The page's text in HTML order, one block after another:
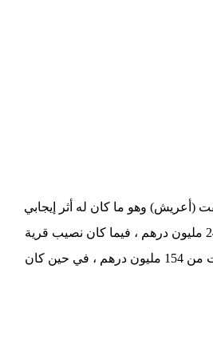
(أعريش) وهو ما كان له أثر إيجابي
في عملية بيع المنتجات البحرية والتقليص من تهريب الاخطبوط. حيث بلغ حجم مفرغات الأخطبوط بقرية الصيد لاساركا (1166 قارب) أزيد من 2206 طن بقيمة بلغت 246,76 مليون درهم ، فيما كان نصيب قرية
الصيد أنتريفت من المفرغات (878 قارب) أزيد من 1656 طن بقيمة بلغت 183,58 مليون درهم . هذا وأفرغ 746 قاربا للصيد بقرية الصيد البويردة نحو 1444 طن بقيمة غقتربت من 154 مليون درهم ، في حين كان